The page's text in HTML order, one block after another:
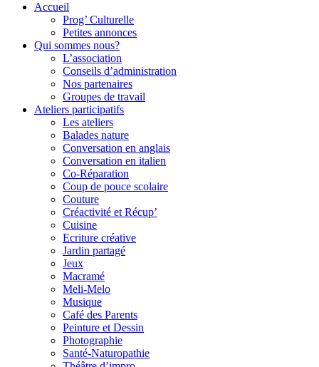
L'atelier FICA
Actions conviviales écologiques et solidaires sur le territoire de
Meximieux
Accueil
Prog’ Culturelle
Petites annonces
Qui sommes nous?
L’association
Conseils d’administration
Nos partenaires
Groupes de travail
Ateliers participatifs
Les ateliers
Balades nature
Conversation en anglais
Conversation en italien
Co-Réparation
Coup de pouce scolaire
Couture
Créactivité et Récup’
Cuisine
Ecriture créative
Jardin partagé
Jeux
Macramé
Meli-Melo
Musique
Café des Parents
Peinture et Dessin
Photographie
Santé-Naturopathie